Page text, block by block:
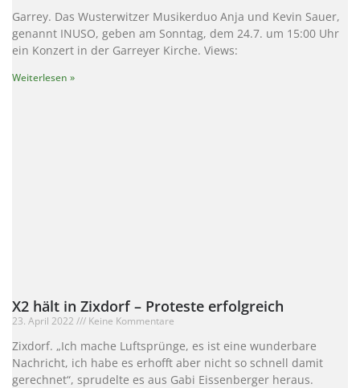
Garrey. Das Wusterwitzer Musikerduo Anja und Kevin Sauer,
genannt INUSO, geben am Sonntag, dem 24.7. um 15:00 Uhr
ein Konzert in der Garreyer Kirche. Views:
Weiterlesen »
X2 hält in Zixdorf – Proteste erfolgreich
23. April 2022 Keine Kommentare
Zixdorf. „Ich mache Luftsprünge, es ist eine wunderbare
Nachricht, ich habe es erhofft aber nicht so schnell damit
gerechnet“, sprudelte es aus Gabi Eissenberger heraus.